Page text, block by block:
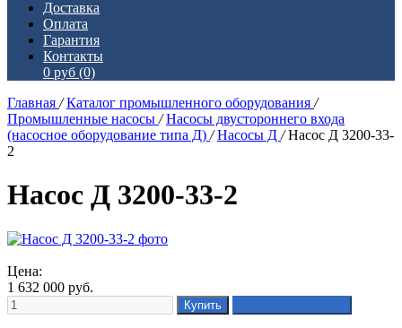
Доставка
Оплата
Гарантия
Контакты
0 руб (0)
Главная / Каталог промышленного оборудования /
Промышленные насосы / Насосы двустороннего входа
(насосное оборудование типа Д) / Насосы Д / Насос Д 3200-33-
2
Насос Д 3200-33-2
Цена:
1 632 000 руб.